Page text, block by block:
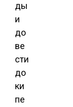
ды
и
до
ве
сти
до
ки
пе